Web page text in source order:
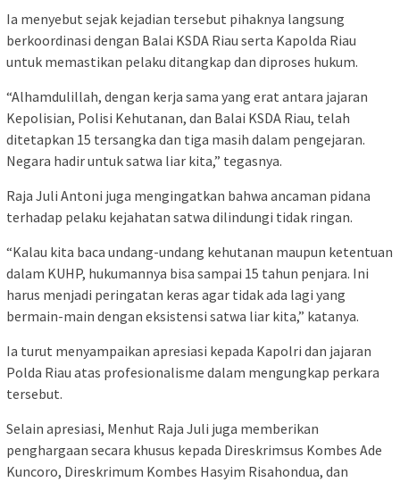
Ia menyebut sejak kejadian tersebut pihaknya langsung
berkoordinasi dengan Balai KSDA Riau serta Kapolda Riau
untuk memastikan pelaku ditangkap dan diproses hukum.
“Alhamdulillah, dengan kerja sama yang erat antara jajaran
Kepolisian, Polisi Kehutanan, dan Balai KSDA Riau, telah
ditetapkan 15 tersangka dan tiga masih dalam pengejaran.
Negara hadir untuk satwa liar kita,” tegasnya.
Raja Juli Antoni juga mengingatkan bahwa ancaman pidana
terhadap pelaku kejahatan satwa dilindungi tidak ringan.
“Kalau kita baca undang-undang kehutanan maupun ketentuan
dalam KUHP, hukumannya bisa sampai 15 tahun penjara. Ini
harus menjadi peringatan keras agar tidak ada lagi yang
bermain-main dengan eksistensi satwa liar kita,” katanya.
Ia turut menyampaikan apresiasi kepada Kapolri dan jajaran
Polda Riau atas profesionalisme dalam mengungkap perkara
tersebut.
Selain apresiasi, Menhut Raja Juli juga memberikan
penghargaan secara khusus kepada Direskrimsus Kombes Ade
Kuncoro, Direskrimum Kombes Hasyim Risahondua, dan